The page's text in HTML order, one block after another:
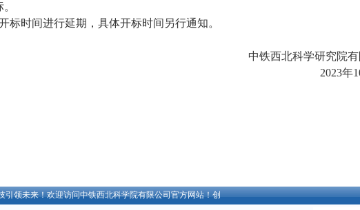
标时间进行延期，具体开标时间另行通知。
中铁西北科学研究院有
2023年
领未来！欢迎访问中铁西北科学院有限公司官方网站！创新驱动发展、科技引领未来！